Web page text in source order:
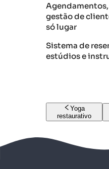
gestão de
só lugar
Sistema de
estúdios e
Yoga
restaurativo